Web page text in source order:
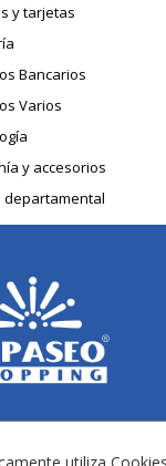
y tarjetas
Bancarios
Varios
y accesorios
departamental